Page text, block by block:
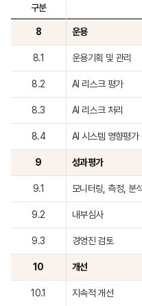
구분
8 운용
8.1 운용기획 및 관리
8.2 AI 리스크 평가
8.3 AI 리스크 처리
8.4 AI 시스템 영향평가
9 성과평가
9.1 모니터링, 측정, 분
9.2 내부심사
9.3 경영진 검토
10 개선
10.1 지속적 개선